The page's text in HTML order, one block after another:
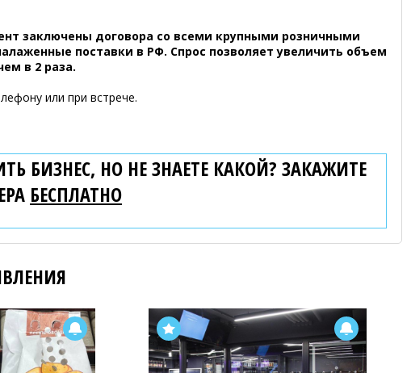
заключены договора со всеми крупными розничными
поставки в РФ. Спрос позволяет увеличить объем
в 2 раза.
или при встрече.
БИЗНЕС, НО НЕ ЗНАЕТЕ КАКОЙ? ЗАКАЖИТЕ
БЕСПЛАТНО